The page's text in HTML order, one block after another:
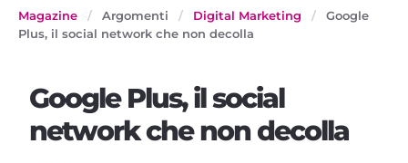
Magazine / Argomenti / Digital Marketing /
Google
Plus, il social network che non decolla
Google Plus, il social
network che non decolla